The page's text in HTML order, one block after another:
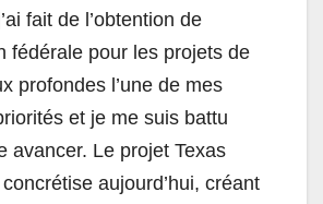
fait de l’obtention de
fédérale pour les projets de
profondes l’une de mes
et je me suis battu
avancer. Le projet Texas
aujourd’hui, créant